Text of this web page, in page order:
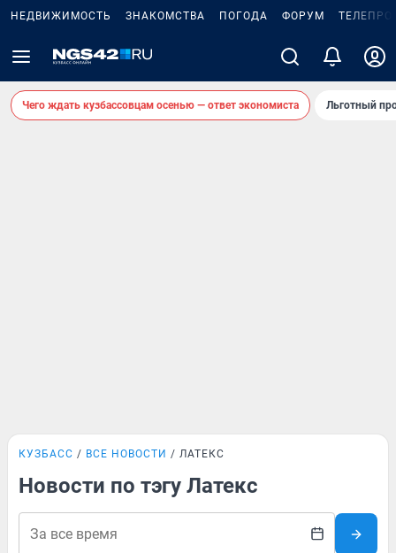
НЕДВИЖИМОСТЬ ЗНАКОМСТВА ПОГОДА ФОРУМ
Чего ждать кузбассовцам осенью — ответ экономиста Льготный
КУЗБАСС ВСЕ НОВОСТИ ЛАТЕКС
Новости по тэгу Латекс